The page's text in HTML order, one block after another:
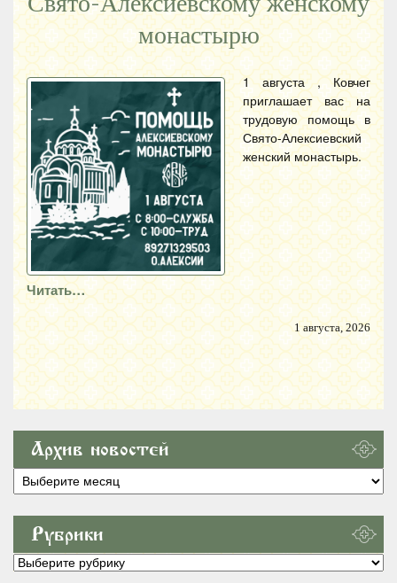
монастырю
1 августа , Ковчег
приглашает вас на
трудовую помощь в
Свято-Алексиевский
женский монастырь.
Читать…
1 августа, 2026
Архив новостей
Архив
новостей
Рубрики
Рубрики